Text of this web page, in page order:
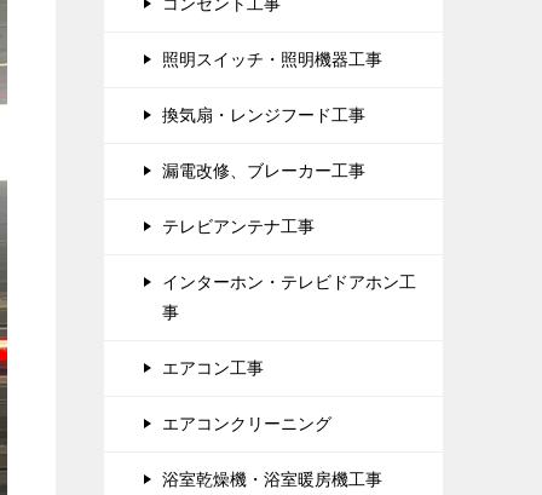
照明スイッチ・照明機器工事
換気扇・レンジフード工事
漏電改修、ブレーカー工事
テレビアンテナ工事
インターホン・テレビドアホン工
事
エアコン工事
エアコンクリーニング
浴室乾燥機・浴室暖房機工事